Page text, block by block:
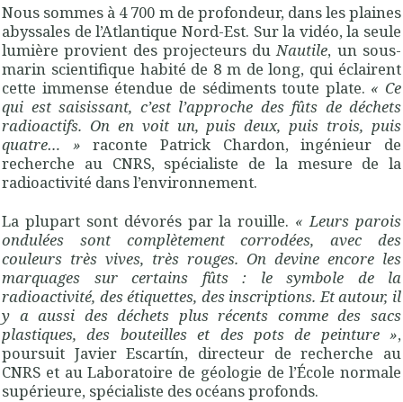
Nous sommes à 4 700 m de profondeur, dans les plaines
abyssales de l’Atlantique Nord-Est. Sur la vidéo, la seule
lumière provient des projecteurs du Nautile, un sous-
marin scientifique habité de 8 m de long, qui éclairent
cette immense étendue de sédiments toute plate. « Ce
qui est saisissant, c’est l’approche des fûts de déchets
radioactifs. On en voit un, puis deux, puis trois, puis
quatre…
» raconte Patrick Chardon, ingénieur de
recherche au CNRS, spécialiste de la mesure de la
radioactivité dans l’environnement.
La plupart sont dévorés par la rouille. « Leurs parois
ondulées sont complètement corrodées, avec des
couleurs très vives, très rouges. On devine encore les
marquages sur certains fûts : le symbole de la
radioactivité, des étiquettes, des inscriptions. Et autour, il
y a aussi des déchets plus récents comme des sacs
plastiques, des bouteilles et des pots de peinture »,
poursuit Javier Escartín, directeur de recherche au
CNRS et au Laboratoire de géologie de l’École normale
supérieure, spécialiste des océans profonds.